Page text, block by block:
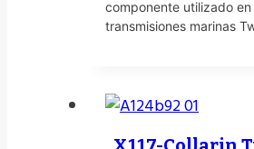
componente utilizado en
transmisiones marinas